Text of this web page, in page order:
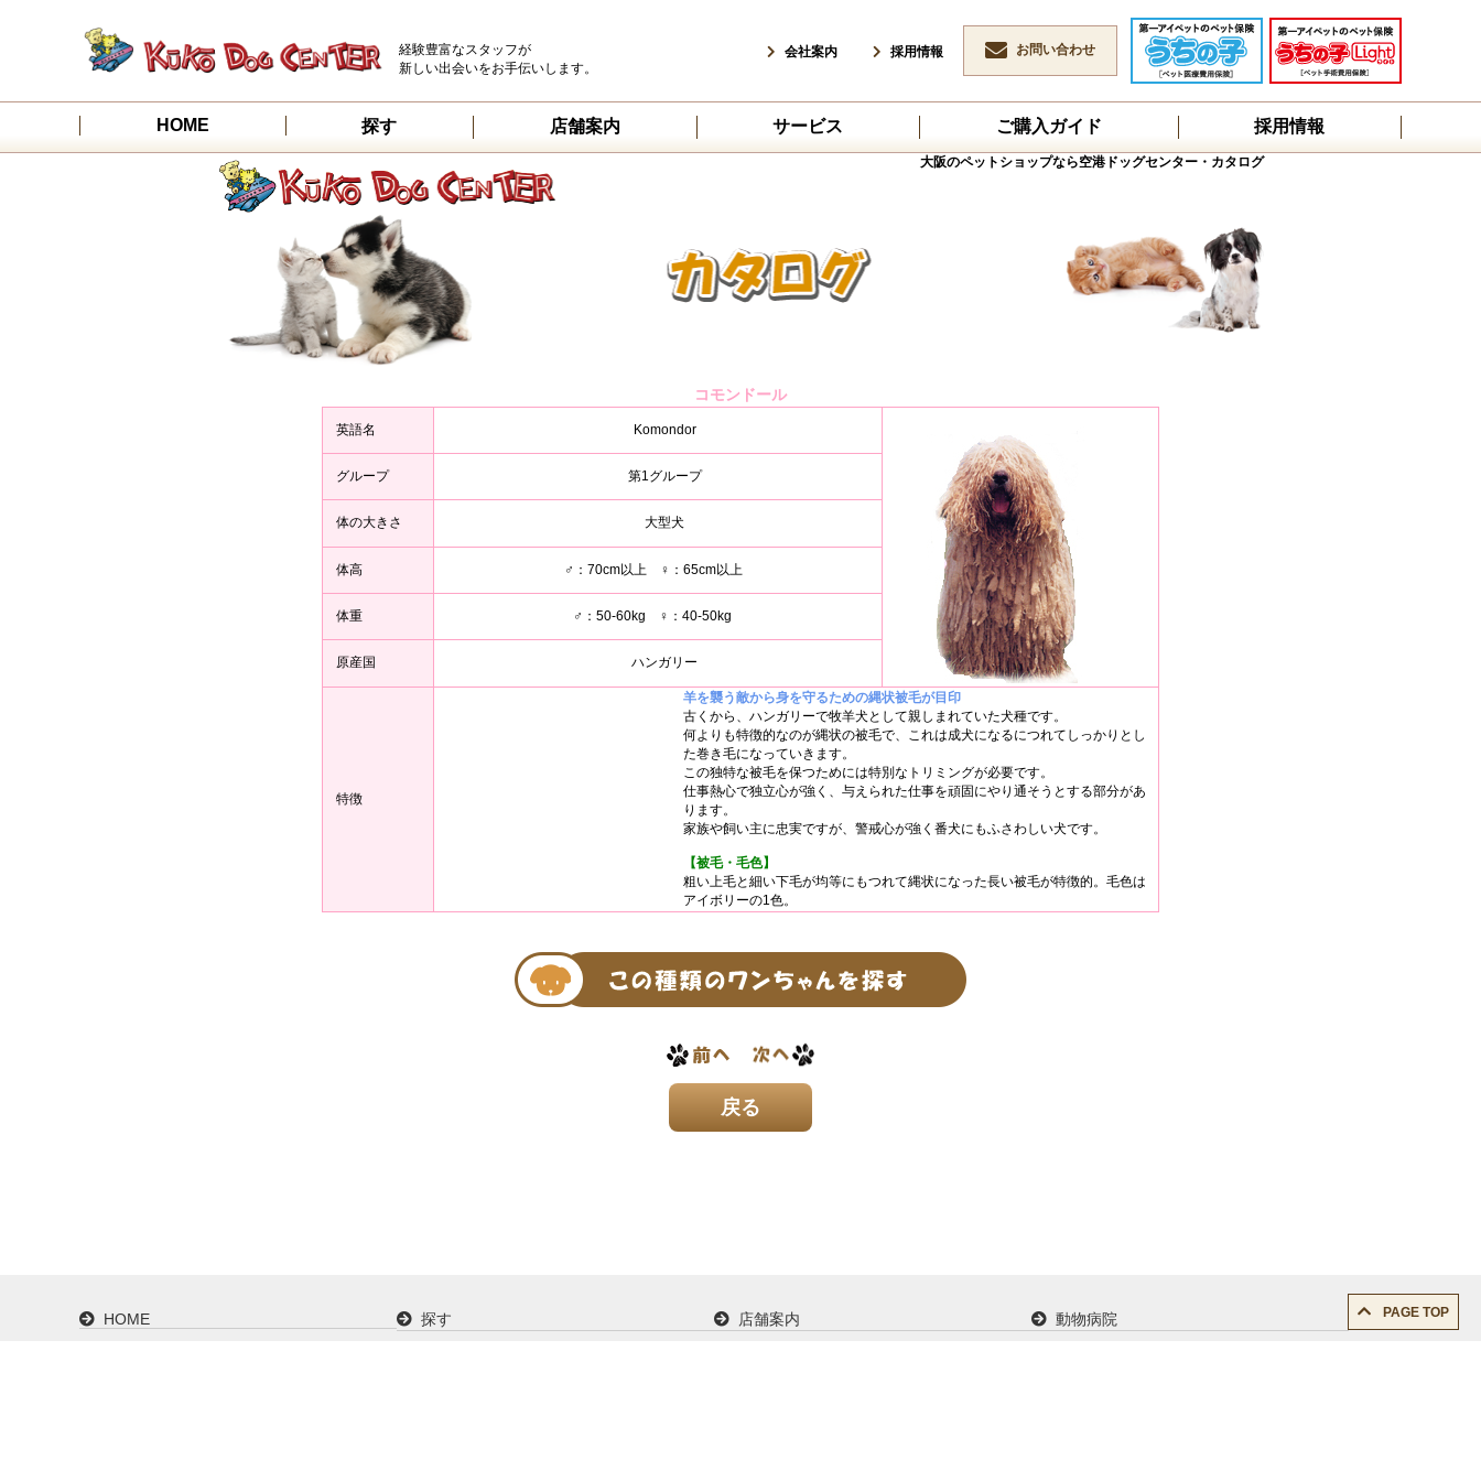
経験豊富なスタッフが
新しい出会いをお手伝いします。
会社案内 採用情報 お問い合わせ
HOME 探す 店舗案内 サービス ご購入ガイド 採用情報
大阪のペットショップなら空港ドッグセンター・カタログ
コモンドール
英語名 Komondor
グループ 第1グループ
体の大きさ 大型犬
体高 ♂：70cm以上 ♀：65cm以上
体重 ♂：50-60kg ♀：40-50kg
原産国 ハンガリー
特徴
羊を襲う敵から身を守るための縄状被毛が目印
古くから、ハンガリーで牧羊犬として親しまれていた犬種です。
何よりも特徴的なのが縄状の被毛で、これは成犬になるにつれてしっかりとし
た巻き毛になっていきます。
この独特な被毛を保つためには特別なトリミングが必要です。
仕事熱心で独立心が強く、与えられた仕事を頑固にやり通そうとする部分があ
ります。
家族や飼い主に忠実ですが、警戒心が強く番犬にもふさわしい犬です。
【被毛・毛色】
粗い上毛と細い下毛が均等にもつれて縄状になった長い被毛が特徴的。毛色は
アイボリーの1色。
PAGE TOP
HOME 探す 店舗案内 動物病院